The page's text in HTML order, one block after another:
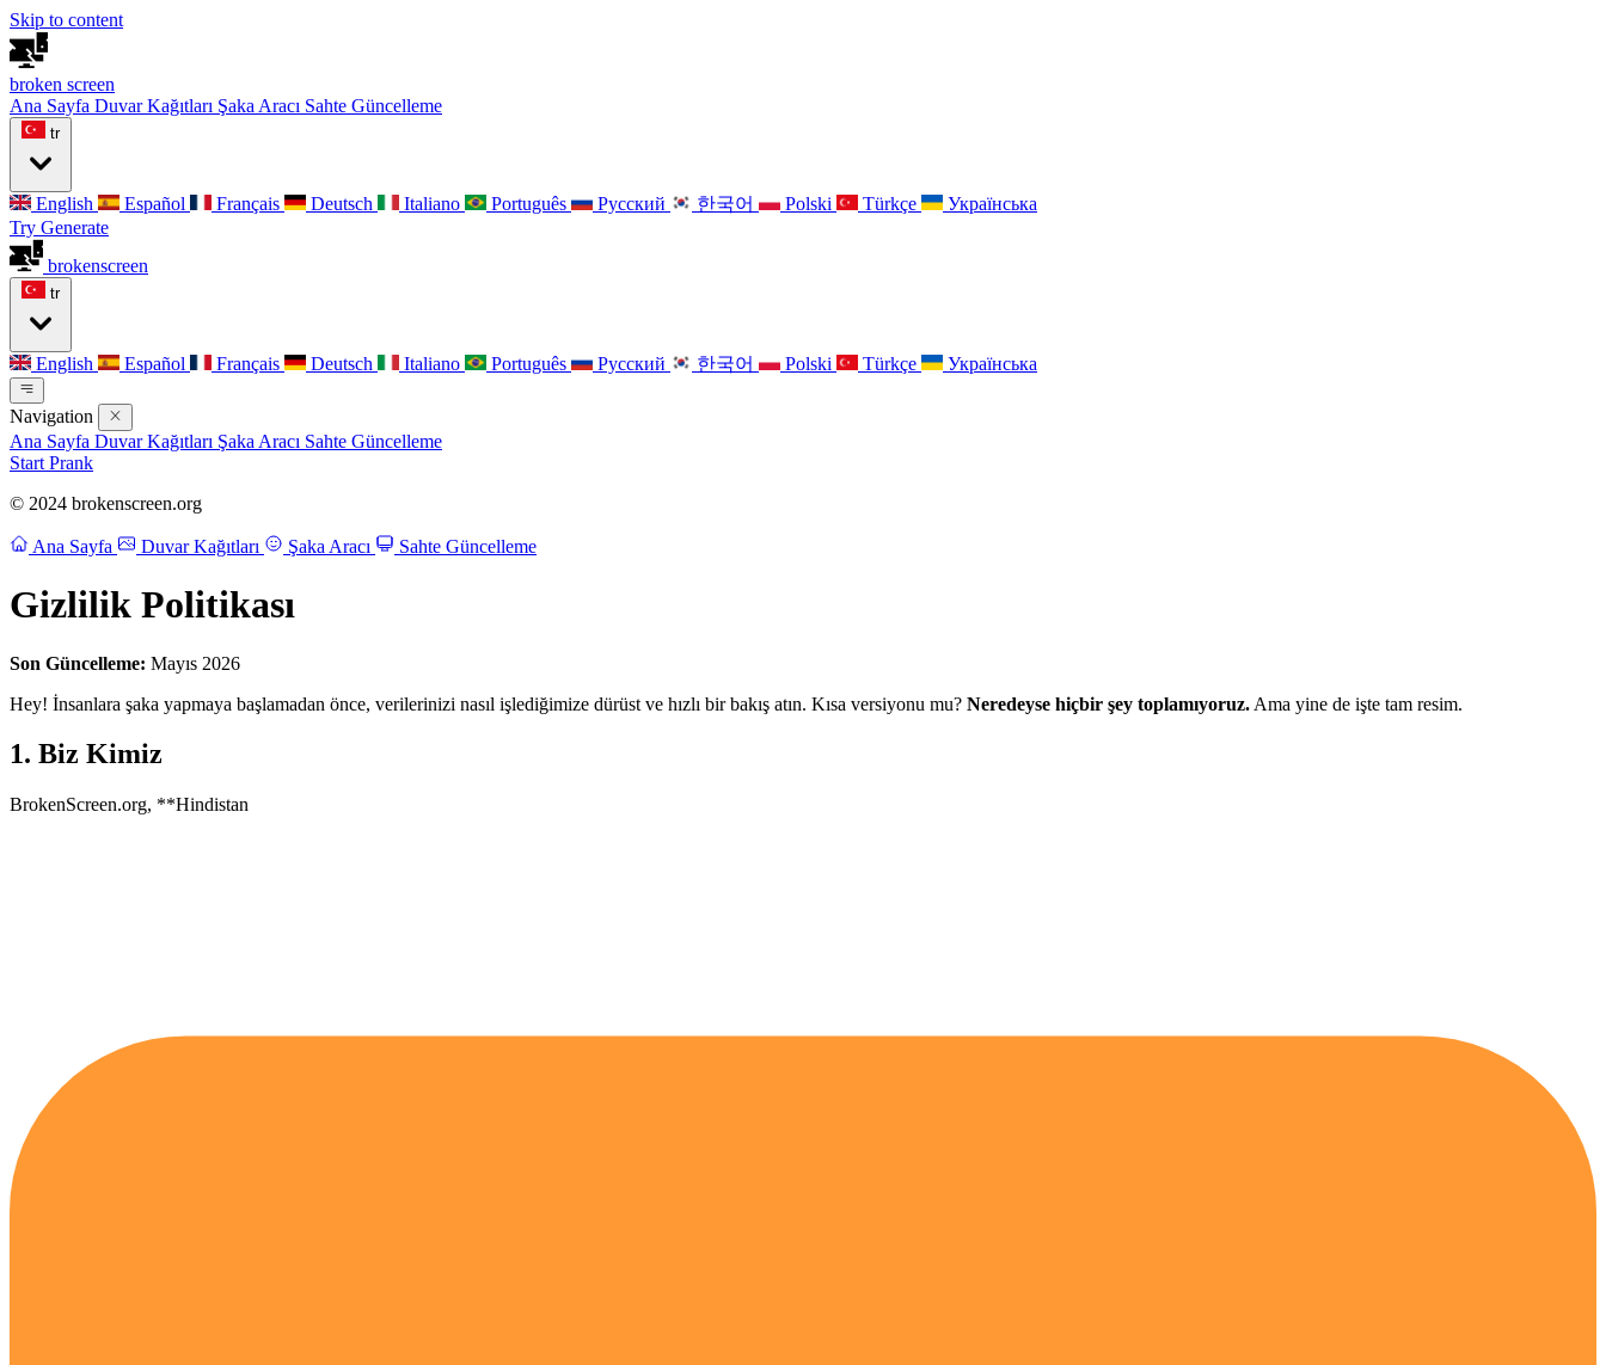
Skip to content
broken screen
Ana Sayfa Duvar Kağıtları Şaka Aracı Sahte Güncelleme
tr
English Español Français Deutsch Italiano Português Русский 한국어 Polski Türkçe
Українська
Try Generate
brokenscreen
tr
English Español Français Deutsch Italiano Português Русский 한국어 Polski Türkçe Українська
Navigation
Ana Sayfa Duvar Kağıtları Şaka Aracı Sahte Güncelleme
Start Prank
© 2024 brokenscreen.org
Ana Sayfa Duvar Kağıtları Şaka Aracı Sahte Güncelleme
Gizlilik Politikası
Son Güncelleme: Mayıs 2026
Hey! İnsanlara şaka yapmaya başlamadan önce, verilerinizi nasıl işlediğimize dürüst ve hızlı bir bakış atın. Kısa versiyonu mu? Neredeyse hiçbir şey toplamıyoruz. Ama yine de işte tam resim.
1. Biz Kimiz
BrokenScreen.org, **Hindistan